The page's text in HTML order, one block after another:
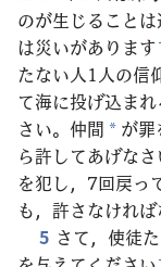
のが生じること
は災いがあります
たない人1人の信
て海に投げ込ま
さい。仲間 * が
ら許してあげなさ
を犯し，7回戻っ
も，許さなけれ
5 さて，使徒